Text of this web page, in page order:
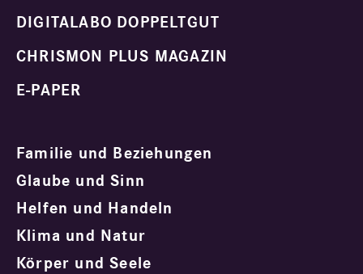
DIGITALABO DOPPELTGUT
CHRISMON PLUS MAGAZIN
E-PAPER
Familie und Beziehungen
Glaube und Sinn
Helfen und Handeln
Klima und Natur
Körper und Seele